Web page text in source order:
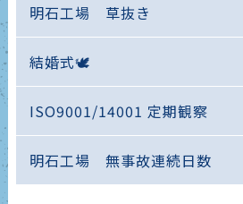
明石工場 草抜き
結婚式🕊️
ISO9001/14001 定期観察
明石工場 無事故連続日数